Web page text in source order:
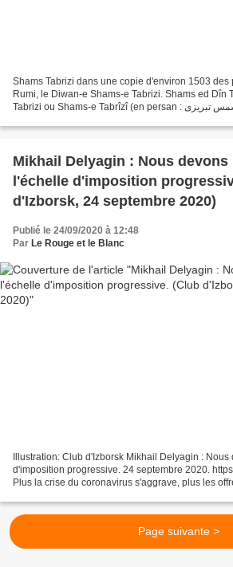
Shams Tabrizi dans une copie d'environ 1503 des
Rumi, le Diwan-e Shams-e Tabrizi. Shams ed Dîn
Tabrizi ou Shams-e Tabrîzî (en persan : شمس تبریزی). Mystique iranien soufi
Mikhail Delyagin : Nous devons
l'échelle d'imposition
d'Izborsk, 24 septembre 2020)
Publié le 24/09/2020 à 12:48
Par Le Rouge et le Blanc
Illustration: Club d'Izborsk Mikhail Delyagin :
d'imposition progressive. 24 septembre 2020.
Plus la crise du coronavirus s'aggrave, plus les
Page suivante >